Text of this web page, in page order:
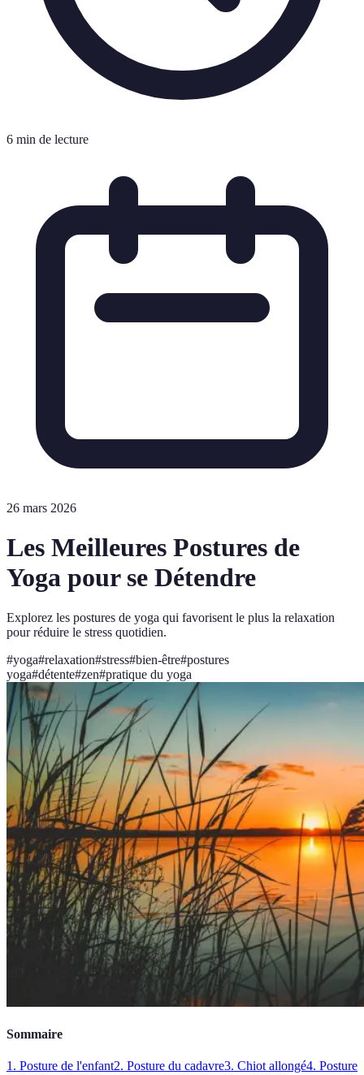
6 min de lecture
26 mars 2026
Les Meilleures Postures de
Yoga pour se Détendre
Explorez les postures de yoga qui favorisent le plus la relaxation
pour réduire le stress quotidien.
#yoga#relaxation#stress#bien-être#postures
yoga#détente#zen#pratique du yoga
Sommaire
1. Posture de l'enfant2. Posture du cadavre3. Chiot allongé4. Posture